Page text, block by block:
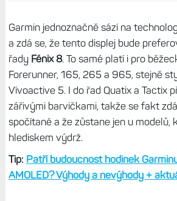
Garmin jednoznačně sází na
a zdá se, že tento displej bude
řady Fénix 8. To samé platí i pro
Forerunner, 165, 265 a 965, stejně
Vívoactive 5. I do řad Quatix a Tactix
zářivými barvičkami, takže se fakt
spočítané a že zůstane jen u modelů,
hlediskem výdrž.
Tip: Patří budoucnost hodinek
AMOLED? Výhody a nevýhody +